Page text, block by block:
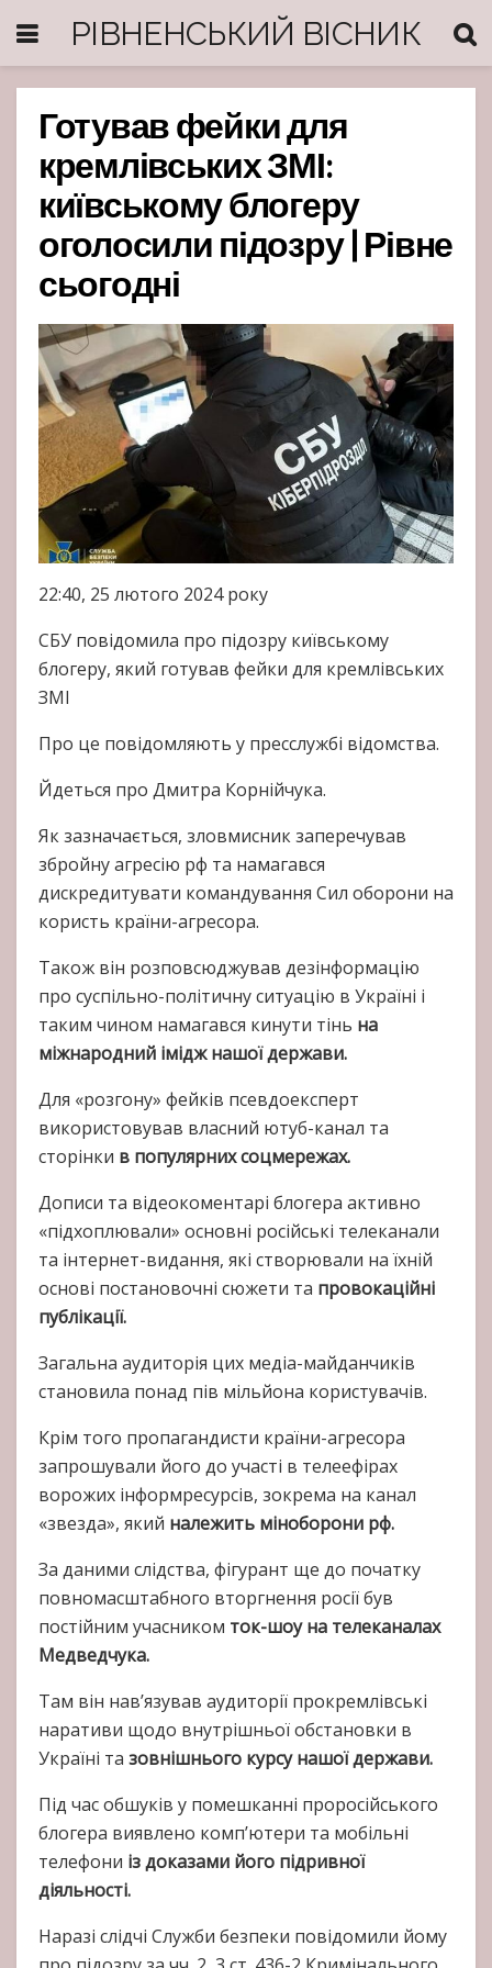
РІВНЕНСЬКИЙ ВІСНИК
Готував фейки для
кремлівських ЗМІ:
київському блогеру
оголосили підозру | Рівне
сьогодні
22:40, 25 лютого 2024 року
СБУ повідомила про підозру київському
блогеру, який готував фейки для кремлівських
ЗМІ
Про це повідомляють у пресслужбі відомства.
Йдеться про Дмитра Корнійчука.
Як зазначається, зловмисник заперечував
збройну агресію рф та намагався
дискредитувати командування Сил оборони на
користь країни-агресора.
Також він розповсюджував дезінформацію
про суспільно-політичну ситуацію в Україні і
таким чином намагався кинути тінь на
міжнародний імідж нашої держави.
Для «розгону» фейків псевдоексперт
використовував власний ютуб-канал та
сторінки в популярних соцмережах.
Дописи та відеокоментарі блогера активно
«підхоплювали» основні російські телеканали
та інтернет-видання, які створювали на їхній
основі постановочні сюжети та провокаційні
публікації.
Загальна аудиторія цих медіа-майданчиків
становила понад пів мільйона користувачів.
Крім того пропагандисти країни-агресора
запрошували його до участі в телеефірах
ворожих інформресурсів, зокрема на канал
«звезда», який належить міноборони рф.
За даними слідства, фігурант ще до початку
повномасштабного вторгнення росії був
постійним учасником ток-шоу на телеканалах
Медведчука.
Там він нав’язував аудиторії прокремлівські
наративи щодо внутрішньої обстановки в
Україні та зовнішнього курсу нашої держави.
Під час обшуків у помешканні проросійського
блогера виявлено комп’ютери та мобільні
телефони із доказами його підривної
діяльності.
Наразі слідчі Служби безпеки повідомили йому